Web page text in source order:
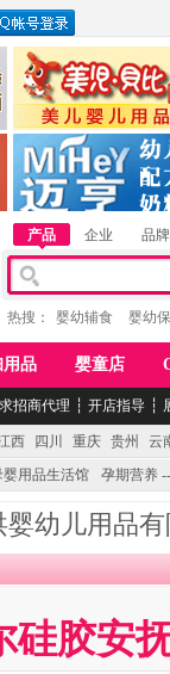
惠州市美儿婴儿用品
湖南迈亨母婴用品有限
产品 企业 品牌
热搜： 婴幼辅食 婴幼
用品 婴童店
招商代理 ┆ 开店指导 ┆
西 四川 重庆 贵州
云
婴用品生活馆 孕期营养
婴幼儿用品
硅胶安